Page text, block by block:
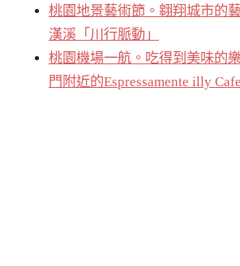
桃園地景藝術節。翱翔城市的
漢溪「川行脈動」
桃園機場一航。吃得到美味的
門附近的Espressamente illy Cafe